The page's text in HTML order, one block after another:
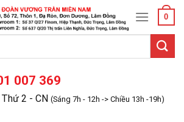
0
007 369
2 - CN (Sáng 7h - 12h -> Chiều 13h -19h)